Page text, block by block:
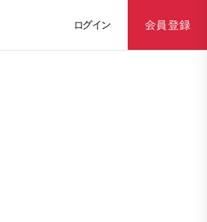
ログイン 会員登録